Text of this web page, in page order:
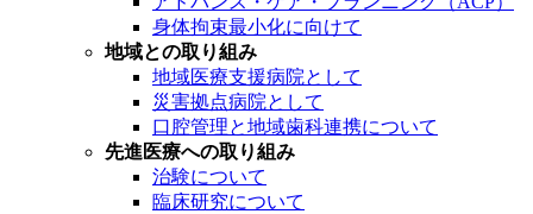
身体拘束最小化に向けて
地域との取り組み
地域医療支援病院として
災害拠点病院として
口腔管理と地域歯科連携について
先進医療への取り組み
治験について
臨床研究について